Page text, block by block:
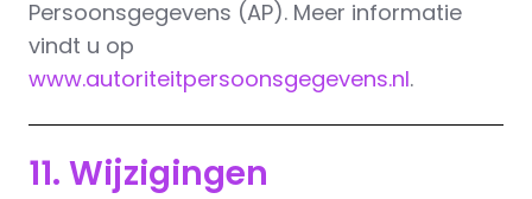
Persoonsgegevens (AP). Meer informatie
vindt u op
www.autoriteitpersoonsgegevens.nl.
11. Wijzigingen